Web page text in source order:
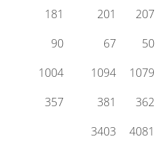
181 201
207
90 67
50
1004 1094
1079
357 381
362
3403
4081